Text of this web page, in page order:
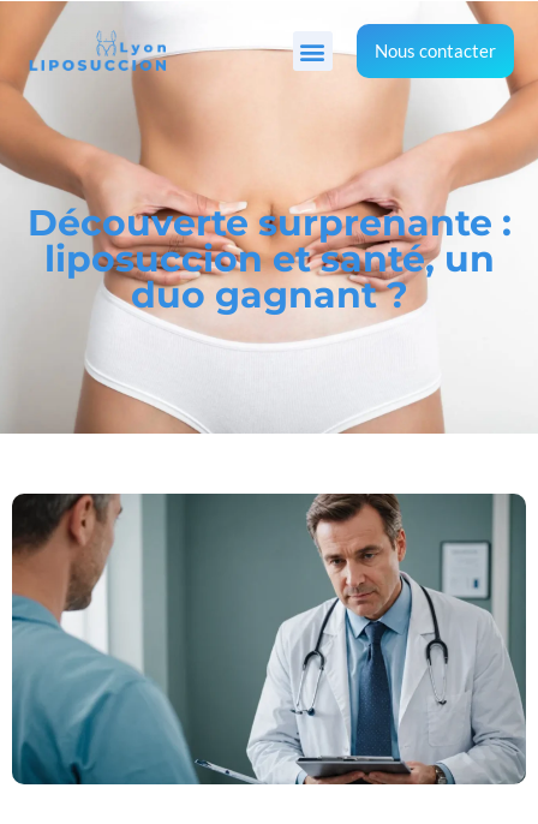
Nous contacter
Découverte surprenante :
liposuccion et santé, un
duo gagnant ?